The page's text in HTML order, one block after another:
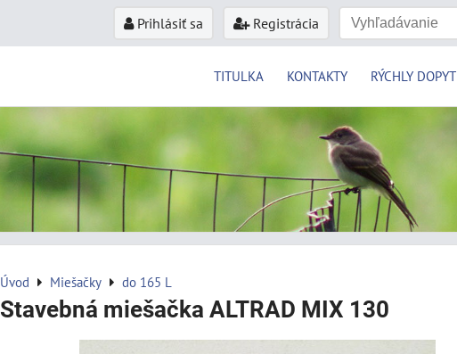
Prihlásiť sa Registrácia
TITULKA KONTAKTY RÝCHLY DOPYT
Úvod Miešačky do 165 L
Stavebná miešačka ALTRAD MIX 130